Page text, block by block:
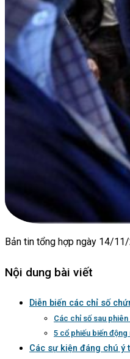
Bản tin tổng hợp ngày 14/
Nội dung bài viết
Diễn biến các chỉ số
Các chỉ số sau phiên
5 cổ phiếu biến động
Các sự kiện đáng chú ý